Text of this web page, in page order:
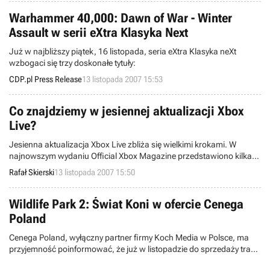
Warhammer 40,000: Dawn of War - Winter
Assault w serii eXtra Klasyka Next
Już w najbliższy piątek, 16 listopada, seria eXtra Klasyka neXt
wzbogaci się trzy doskonałe tytuły:
CDP.pl Press Release13 listopada 2007 15:53
Co znajdziemy w jesiennej aktualizacji Xbox
Live?
Jesienna aktualizacja Xbox Live zbliża się wielkimi krokami. W
najnowszym wydaniu Official Xbox Magazine przedstawiono kilka
detali na jej temat. Reprezentant Microsoftu zapowiedział, że dojdzie
między innymi możliwość ściągania klasycznych tytułów z
pierwszego Xboxa oraz funkcja wypożyczania filmów.
Rafał Skierski13 listopada 2007 15:50
Wildlife Park 2: Świat Koni w ofercie Cenega
Poland
Cenega Poland, wyłączny partner firmy Koch Media w Polsce, ma
przyjemność poinformować, że już w listopadzie do sprzedaży trafi